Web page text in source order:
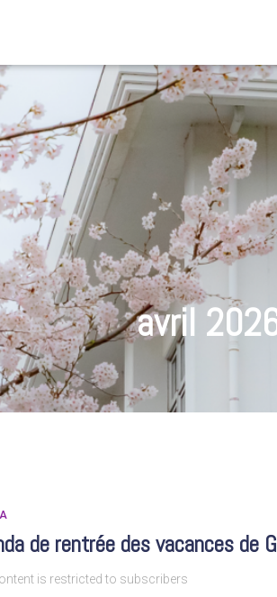
avril
de rentrée des vacances de
is restricted to subscribers